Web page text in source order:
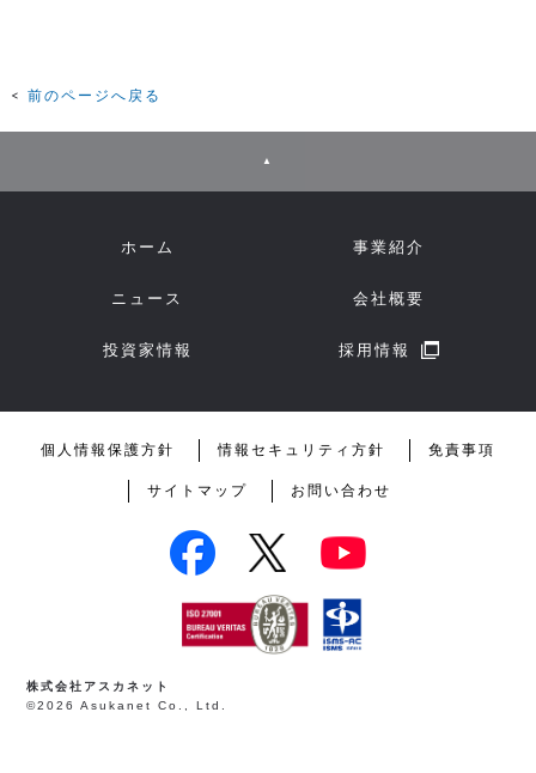
前のページへ戻る
▲
ホーム 事業紹介
ニュース 会社概要
投資家情報 採用情報
個人情報保護方針 情報セキュリティ方針 免責事項
サイトマップ お問い合わせ
株式会社アスカネット
©2026 Asukanet Co., Ltd.